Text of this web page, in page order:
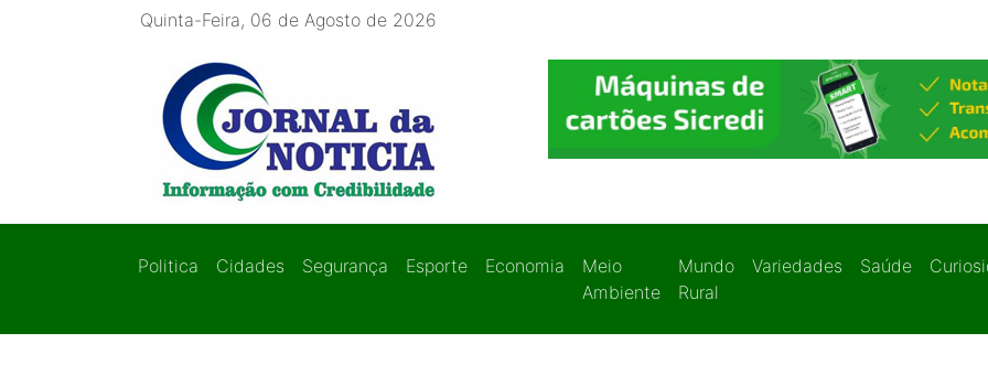
Quinta-Feira, 06 de Agosto de 2026
Politica Cidades Segurança Esporte Economia
Meio
Ambiente
Mundo
Rural
Variedades Saúde